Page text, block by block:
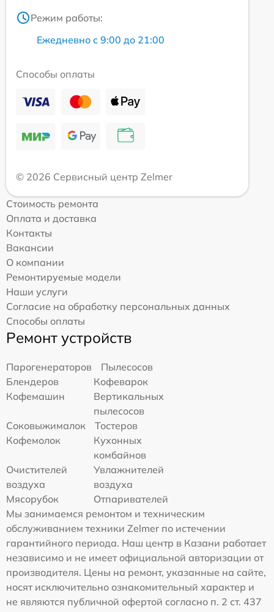
Режим работы:
Ежедневно с 9:00 до 21:00
Способы оплаты
© 2026 Сервисный центр Zelmer
Стоимость ремонта
Оплата и доставка
Контакты
Вакансии
О компании
Ремонтируемые модели
Наши услуги
Согласие на обработку персональных данных
Способы оплаты
Ремонт устройств
Парогенераторов
Пылесосов
Блендеров
Кофеварок
Кофемашин
Вертикальных
пылесосов
Соковыжималок
Тостеров
Кофемолок
Кухонных
комбайнов
Очистителей
воздуха
Увлажнителей
воздуха
Мясорубок
Отпаривателей
Мы занимаемся ремонтом и техническим
обслуживанием техники Zelmer по истечении
гарантийного периода. Наш центр в Казани работает
независимо и не имеет официальной авторизации от
производителя. Цены на ремонт, указанные на сайте,
носят исключительно ознакомительный характер и
не являются публичной офертой согласно п. 2 ст. 437